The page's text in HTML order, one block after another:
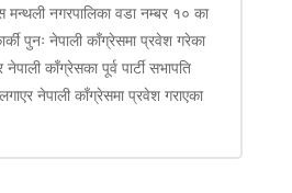
मन्थली नगरपालिका वडा नम्बर १० का
पुनः नेपाली काँग्रेसमा प्रवेश गरेका
काँग्रेसका पूर्व पार्टी सभापति
नेपाली काँग्रेसमा प्रवेश गराएका